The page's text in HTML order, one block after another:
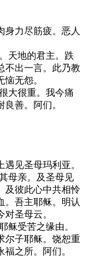
身力尽筋疲。恶人
天地的君主。跌
不出一言。此乃教
无怨。
大很重。我今痛
善。阿们。
见圣母玛利亚。
母亲。及圣母见
及彼此心中共相怜
。吾主耶稣。明认
圣母云。
稣受苦之缘由。
尔子耶稣。饶恕重
之所。阿们。